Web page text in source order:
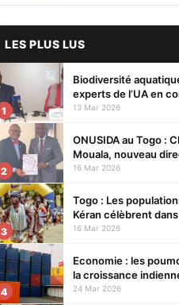
LES PLUS LUS
1
Biodiversité
experts de l’UA en
Lomé pour renforcer la
13 Mar 2026
2
ONUSIDA au Togo :
Mouala, nouveau
pays
16 Mar 2026
3
Togo : Les
Kéran célèbrent dans
l’allégresse Tislim-
16 Mar 2026
4
Economie : les
la croissance
24 Mar 2026